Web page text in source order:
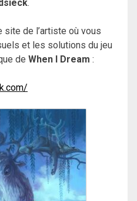
.
site de l’artiste où vous
et les solutions du jeu
de When I Dream :